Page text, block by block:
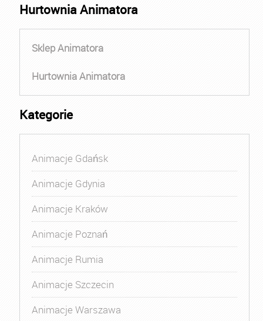
Hurtownia Animatora
Sklep Animatora
Hurtownia Animatora
Kategorie
Animacje Gdańsk
Animacje Gdynia
Animacje Kraków
Animacje Poznań
Animacje Rumia
Animacje Szczecin
Animacje Warszawa